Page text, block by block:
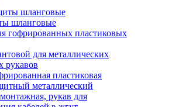
шланговые
гофрированных пластиковых
для металлических
рукавов
пластиковая
металлический
рукав для